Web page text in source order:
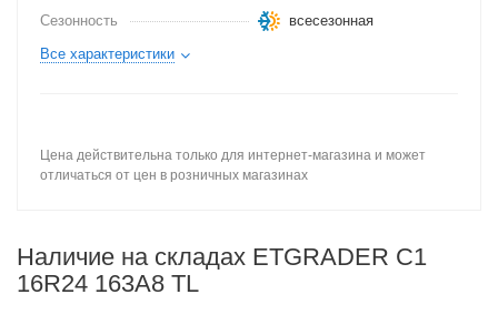
Сезонность
всесезонная
Все характеристики
Цена действительна только для интернет-магазина и может
отличаться от цен в розничных магазинах
Наличие на складах ETGRADER C1
16R24 163A8 TL